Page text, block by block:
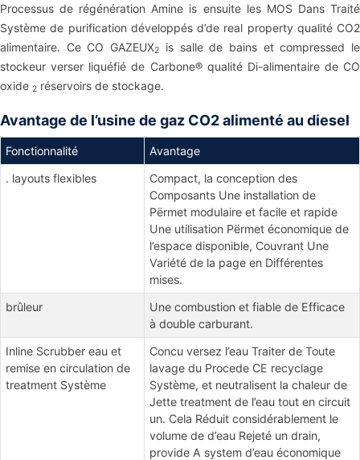
Processus de régénération Amine is ensuite les MOS Dans Traité
Système de purification développés d’de real property qualité CO2
alimentaire. Ce CO GAZEUX2
is salle de bains et compressed le
stockeur verser liquéfié de Carbone® qualité Di-alimentaire de CO
oxide 2 réservoirs de stockage.
Avantage de l’usine de gaz CO2 alimenté au diesel
Fonctionnalité
Avantage
. layouts flexibles
Compact, la conception des
Composants Une installation de
Përmet modulaire et facile et rapide
Une utilisation Përmet économique de
l’espace disponible, Couvrant Une
Variété de la page en Différentes
mises.
brûleur
Une combustion et fiable de Efficace
à double carburant.
Inline Scrubber eau et
remise en circulation de
treatment Système
Concu versez l’eau Traiter de Toute
lavage du Procede CE recyclage
Système, et neutralisent la chaleur de
Jette treatment de l’eau tout en circuit
un. Cela Réduit considérablement le
volume ded’eau Rejeté un drain,
provide A system d’eau économique